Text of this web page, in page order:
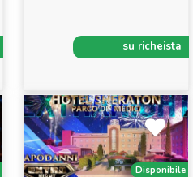
su richeista
Disponibile